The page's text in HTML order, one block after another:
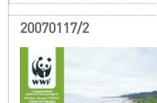
20070117/2